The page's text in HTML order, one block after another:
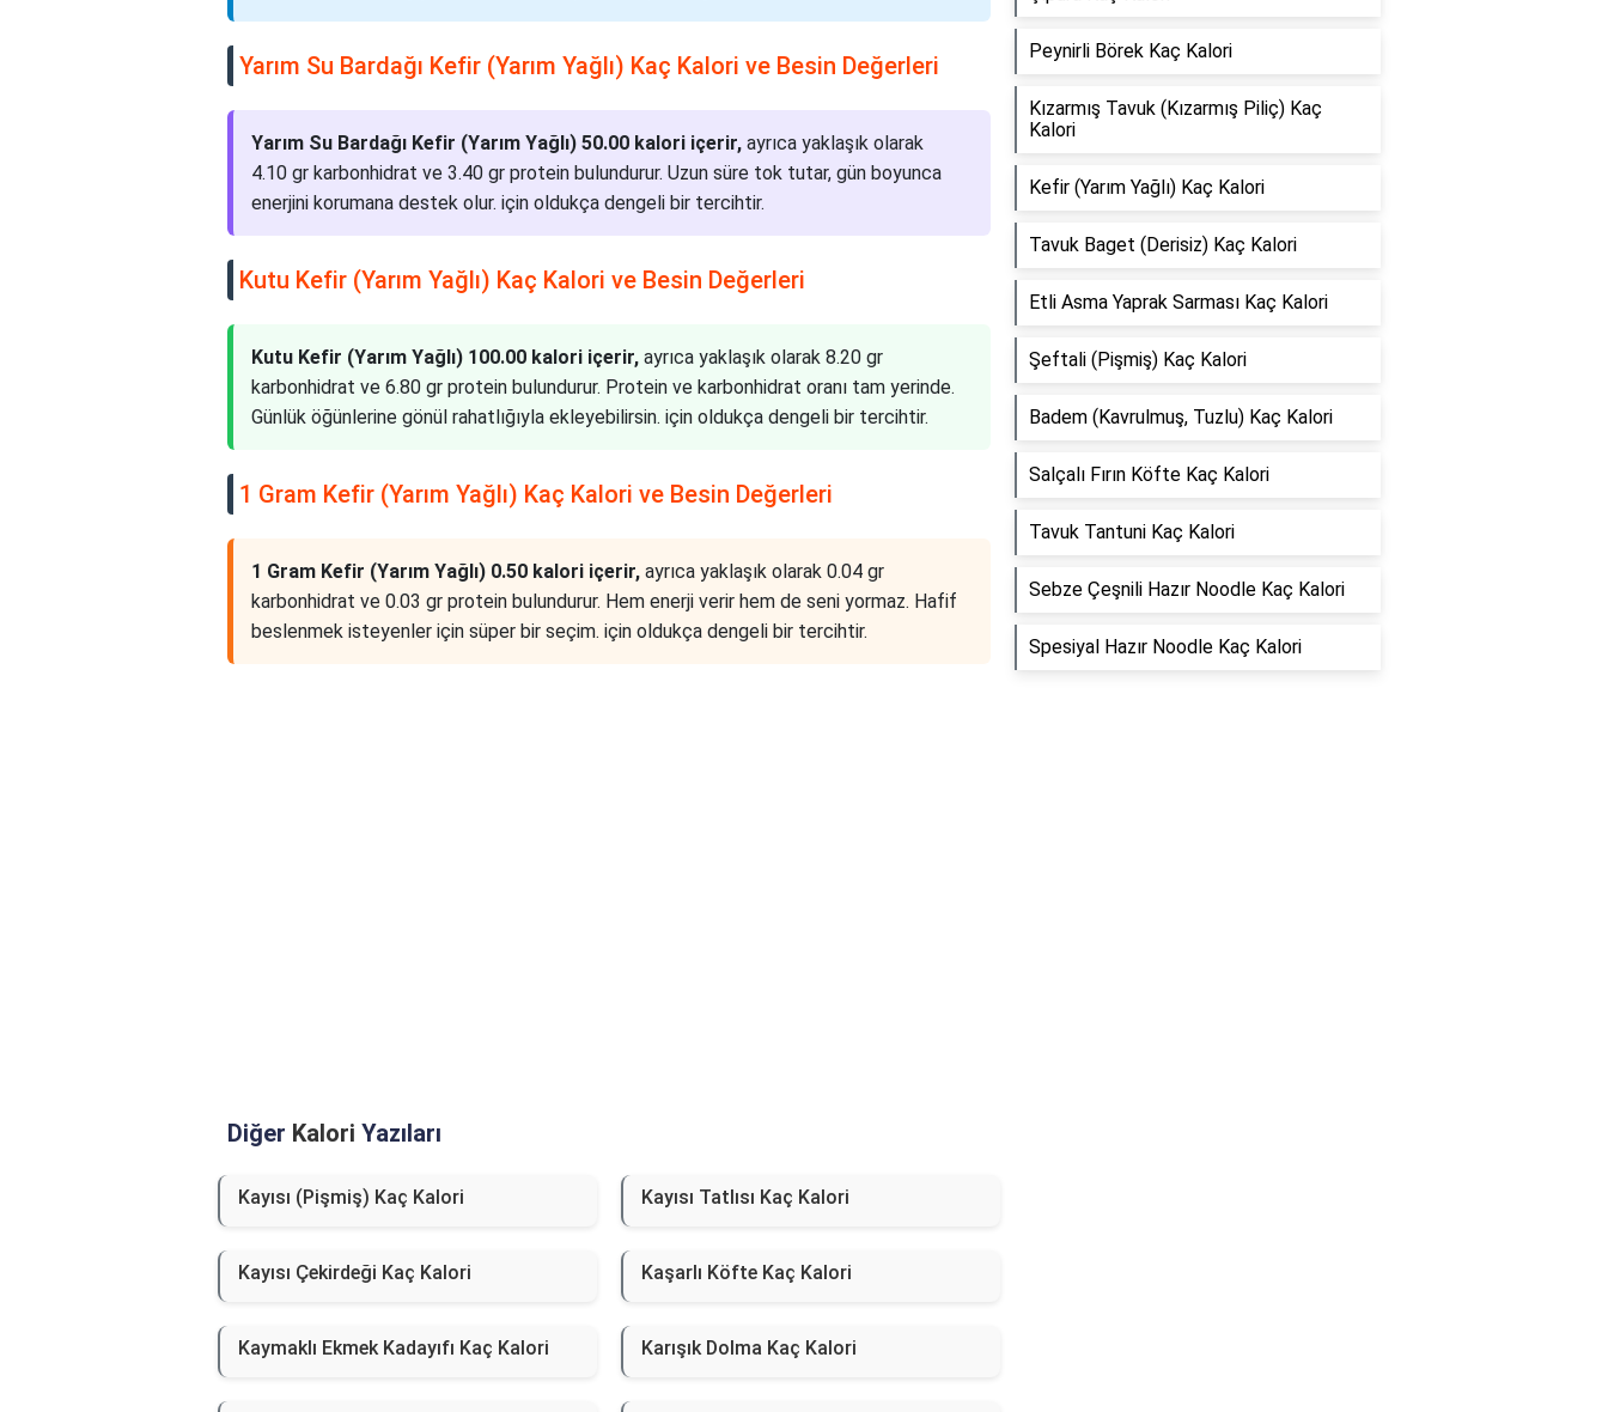
Yarım Su Bardağı Kefir (Yarım Yağlı) Kaç Kalori ve Besin Değerleri
Yarım Su Bardağı Kefir (Yarım Yağlı) 50.00 kalori içerir, ayrıca yaklaşık olarak
4.10 gr karbonhidrat ve 3.40 gr protein bulundurur. Uzun süre tok tutar, gün boyunca
enerjini korumana destek olur. için oldukça dengeli bir tercihtir.
Kutu Kefir (Yarım Yağlı) Kaç Kalori ve Besin Değerleri
Kutu Kefir (Yarım Yağlı) 100.00 kalori içerir, ayrıca yaklaşık olarak 8.20 gr
karbonhidrat ve 6.80 gr protein bulundurur. Protein ve karbonhidrat oranı tam yerinde.
Günlük öğünlerine gönül rahatlığıyla ekleyebilirsin. için oldukça dengeli bir tercihtir.
1 Gram Kefir (Yarım Yağlı) Kaç Kalori ve Besin Değerleri
1 Gram Kefir (Yarım Yağlı) 0.50 kalori içerir, ayrıca yaklaşık olarak 0.04 gr
karbonhidrat ve 0.03 gr protein bulundurur. Hem enerji verir hem de seni yormaz. Hafif
beslenmek isteyenler için süper bir seçim. için oldukça dengeli bir tercihtir.
Diğer Kalori Yazıları
Kayısı (Pişmiş) Kaç Kalori Kayısı Tatlısı Kaç Kalori
Kayısı Çekirdeği Kaç Kalori Kaşarlı Köfte Kaç Kalori
Kaymaklı Ekmek Kadayıfı Kaç Kalori Karışık Dolma Kaç Kalori
Peynirli Börek Kaç Kalori
Kızarmış Tavuk (Kızarmış Piliç) Kaç
Kalori
Kefir (Yarım Yağlı) Kaç Kalori
Tavuk Baget (Derisiz) Kaç Kalori
Etli Asma Yaprak Sarması Kaç Kalori
Şeftali (Pişmiş) Kaç Kalori
Badem (Kavrulmuş, Tuzlu) Kaç Kalori
Salçalı Fırın Köfte Kaç Kalori
Tavuk Tantuni Kaç Kalori
Sebze Çeşnili Hazır Noodle Kaç Kalori
Spesiyal Hazır Noodle Kaç Kalori